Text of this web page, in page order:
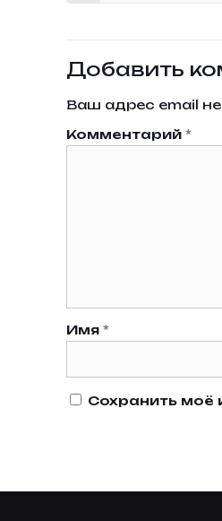
Добавить
Ваш адрес email
Комментарий *
Имя *
Сохранить моё